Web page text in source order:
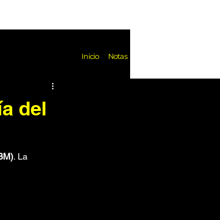
Inicio Notas
Festivales
del
. La